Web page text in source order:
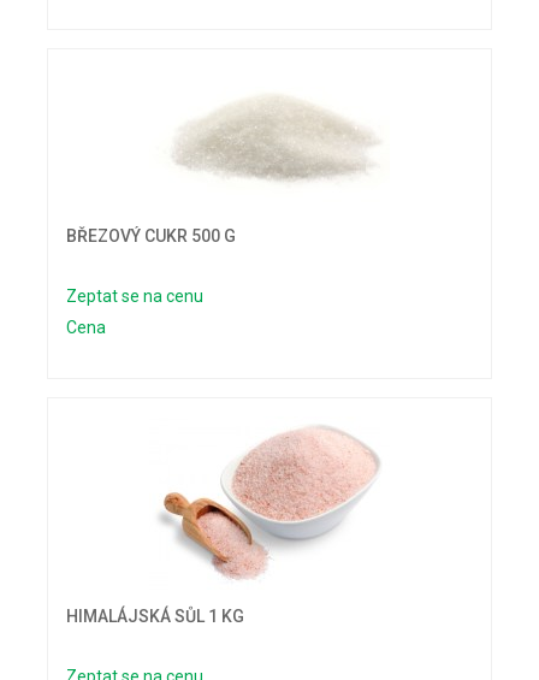
BŘEZOVÝ CUKR 500 G
Zeptat se na cenu
Cena
HIMALÁJSKÁ SŮL 1 KG